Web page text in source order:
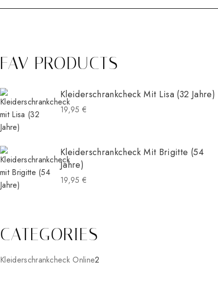
FAV PRODUCTS
Kleiderschrankcheck Mit Lisa (32 Jahre)
19,95 €
Kleiderschrankcheck Mit Brigitte (54
Jahre)
19,95 €
CATEGORIES
Kleiderschrankcheck Online2